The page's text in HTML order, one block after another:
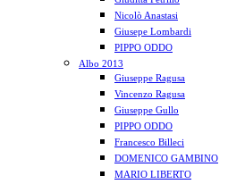
Nicolò Anastasi
Giusepe Lombardi
PIPPO ODDO
Albo 2013
Giuseppe Ragusa
Vincenzo Ragusa
Giuseppe Gullo
PIPPO ODDO
Francesco Billeci
DOMENICO GAMBINO
MARIO LIBERTO